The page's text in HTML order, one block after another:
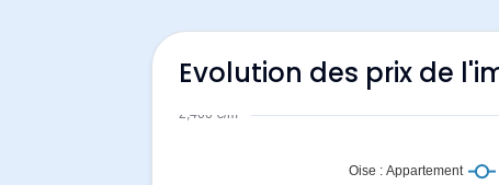
Evolution des prix de